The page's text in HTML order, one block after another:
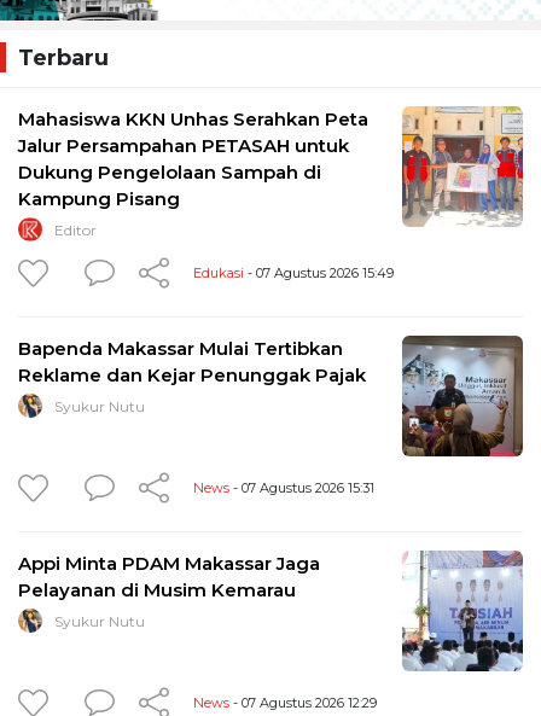
Terbaru
Mahasiswa KKN Unhas Serahkan Peta
Jalur Persampahan PETASAH untuk
Dukung Pengelolaan Sampah di
Kampung Pisang
Editor
Edukasi - 07 Agustus 2026 15:49
Bapenda Makassar Mulai Tertibkan
Reklame dan Kejar Penunggak Pajak
Syukur Nutu
News - 07 Agustus 2026 15:31
Appi Minta PDAM Makassar Jaga
Pelayanan di Musim Kemarau
Syukur Nutu
News - 07 Agustus 2026 12:29